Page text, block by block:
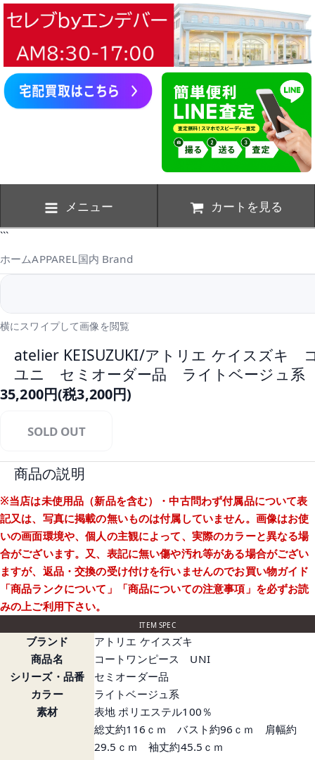
メニュー カートを見る
```
ホームAPPAREL国内 Brand
横にスワイプして画像を閲覧
atelier KEISUZUKI/アトリエ ケイスズキ
ユニ セミオーダー品 ライトベージュ系
35,200円(税3,200円)
SOLD OUT
商品の説明
※当店は未使用品（新品を含む）・中古問わず付属品について表
記又は、写真に掲載の無いものは付属していません。画像はお使
いの画面環境や、個人の主観によって、実際のカラーと異なる場
合がございます。又、表記に無い傷や汚れ等がある場合がござい
ますが、返品・交換の受け付けを行いませんのでお買い物ガイド
「商品ランクについて」
「商品についての注意事項」 を必ずお読
みの上ご利用下さい。
ITEM SPEC
ブランド
アトリエ ケイスズキ
商品名
コートワンピース UNI
シリーズ・品番
セミオーダー品
カラー
ライトベージュ系
素材
表地 ポリエステル100％
総丈約116ｃｍ バスト約96ｃｍ 肩幅約
29.5ｃｍ 袖丈約45.5ｃｍ